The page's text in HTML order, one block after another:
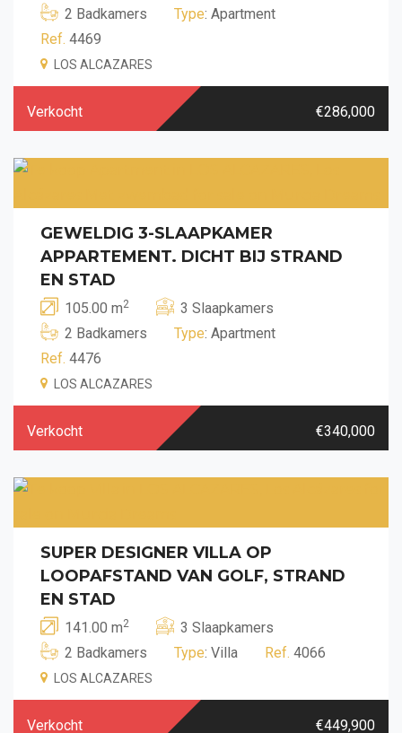
2 Badkamers
Type: Apartment
Ref. 4469
LOS ALCAZARES
Verkocht €286,000
GEWELDIG 3-SLAAPKAMER
APPARTEMENT. DICHT BIJ STRAND
EN STAD
105.00 m2
3 Slaapkamers
2 Badkamers
Type: Apartment
Ref. 4476
LOS ALCAZARES
Verkocht €340,000
SUPER DESIGNER VILLA OP
LOOPAFSTAND VAN GOLF, STRAND
EN STAD
141.00 m2
3 Slaapkamers
2 Badkamers
Type: Villa Ref. 4066
LOS ALCAZARES
Verkocht €449,900